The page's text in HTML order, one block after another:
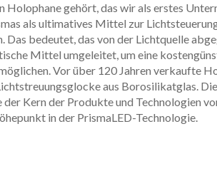
Holophane gehört, das wir als erstes
als ultimatives Mittel zur
Das bedeutet, das von der Lichtquelle
Mittel umgeleitet, um eine
Vor über 120 Jahren verkaufte
aus Borosilikatglas.
der Kern der Produkte und Technologien
in der PrismaLED-Technologie.